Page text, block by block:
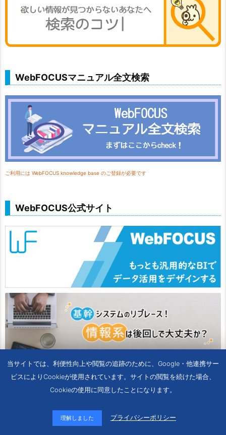
WebFOCUSマニュアル全文検索
ご利用には WebFOCUS knowledge base のご登録が必要です
WebFOCUS公式サイト
ホーム メニュー SNS 上へ
当サイトでは、利便性向上や閲覧の追跡のために、Google・他連携サー
ビスによりCookieが使用されています。サイトの閲覧を続けた場合、
Cookieの使用に同意したことになります。
理解しました プライバシーポリシー